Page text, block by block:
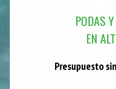
PODAS
EN
Presupuesto